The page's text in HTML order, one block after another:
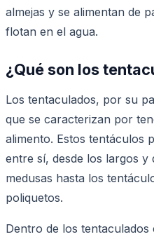
almejas y se alimentan de
flotan en el agua.
¿Qué son los
Los tentaculados, por su
que se caracterizan por
alimento. Estos tentáculos
entre sí, desde los largos y
medusas hasta los
poliquetos.
Dentro de los